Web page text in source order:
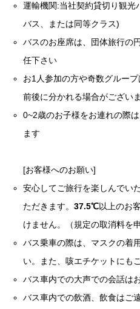
運輸機関:当社契約貸切り観
バス、または同等クラス)
バスのお座席は、団体旅行の
任下さい
お1人参加の方や奇数グルー
前後に分かれる場合がござい
0~2歳のお子様をお連れの際
ます
[お客様へのお願い]
安心してご旅行を楽しんでい
ただきます。37.5℃以上のお
けません。（規定の取消料を
バス乗車の際は、マスクの着
い。また、咳エチケットにも
バス車内での大声での会話は
バス車内での飲酒、飲食はご